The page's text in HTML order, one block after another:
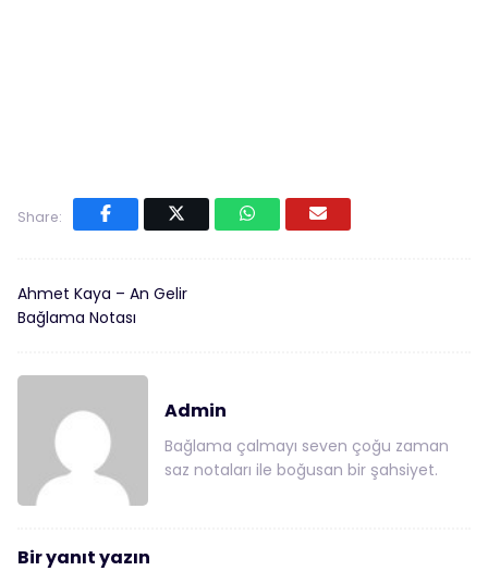
Share:
Ahmet Kaya – An Gelir
Bağlama Notası
Admin
Bağlama çalmayı seven çoğu zaman
saz notaları ile boğusan bir şahsiyet.
Bir yanıt yazın